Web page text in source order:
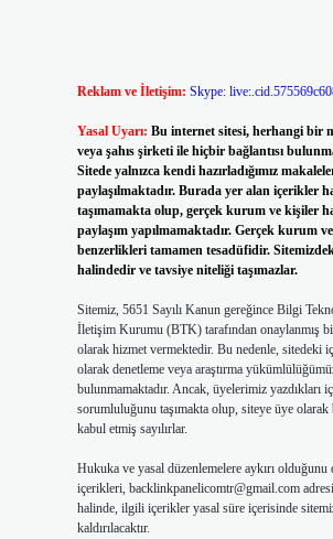
Reklam ve İletişim: Skype:
Yasal Uyarı: Bu internet sitesi, herhangi bir
veya şahıs şirketi ile hiçbir bağlantısı
Sitede yalnızca kendi hazırladığımız
paylaşılmaktadır. Burada yer alan içerikler
taşımamakta olup, gerçek kurum ve kişiler
paylaşım yapılmamaktadır. Gerçek kurum
benzerlikleri tamamen tesadüfidir.
halindedir ve tavsiye niteliği taşımazlar.
Sitemiz, 5651 Sayılı Kanun gereğince Bilgi
İletişim Kurumu (BTK) tarafından onaylanmış
olarak hizmet vermektedir. Bu nedenle, sitedeki
olarak denetleme veya araştırma
bulunmamaktadır. Ancak, üyelerimiz yazdıkları
sorumluluğunu taşımakta olup, siteye üye
kabul etmiş sayılırlar.
Hukuka ve yasal düzenlemelere aykırı olduğunu
içerikleri, backlinkpanelicomtr@gmail.com
halinde, ilgili içerikler yasal süre içerisinde
kaldırılacaktır.